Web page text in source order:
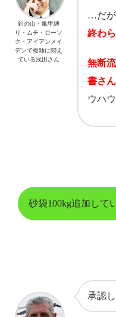
…だ
終わ
無断
書さ
ウハ
針の山・亀甲縛
り・ムチ・ローソ
ク・アイアンメイ
デンで複雑に悶え
ている浅田さん
砂袋100kg追加して
承認